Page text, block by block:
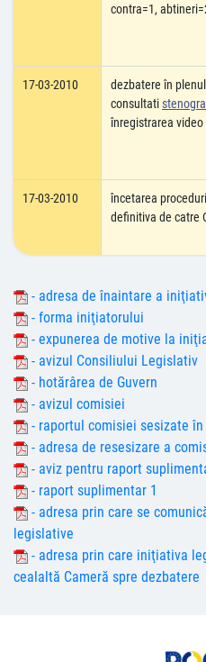
contra=1,
17-03-2010
dezbatere în
consultati
înregistrarea video
17-03-2010
încetarea
definitiva de catre
- adresa de înaintare a
- forma iniţiatorului
- expunerea de motive la
- avizul Consiliului Legislativ
- hotărârea de Guvern
- avizul comisiei
- raportul comisiei sesizate în
- adresa de resesizare a
- aviz pentru raport
- raport suplimentar 1
- adresa prin care se
legislative
- adresa prin care iniţiativa
cealaltă Cameră spre dezbatere